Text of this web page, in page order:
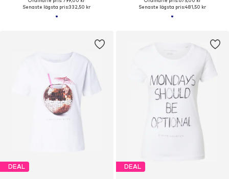
Senaste lägsta pris:332,50 kr
Senaste lägsta pris:481,50 kr
DEAL DEAL